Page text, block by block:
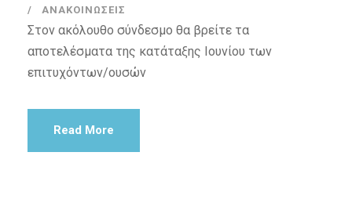
ΑΝΑΚΟΙΝΏΣΕΙΣ
Στον ακόλουθο σύνδεσμο θα βρείτε τα
αποτελέσματα της κατάταξης Ιουνίου των
επιτυχόντων/ουσών
Read More